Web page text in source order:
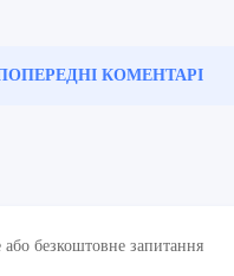
КОМЕНТАРІ
або безкоштовне запитання